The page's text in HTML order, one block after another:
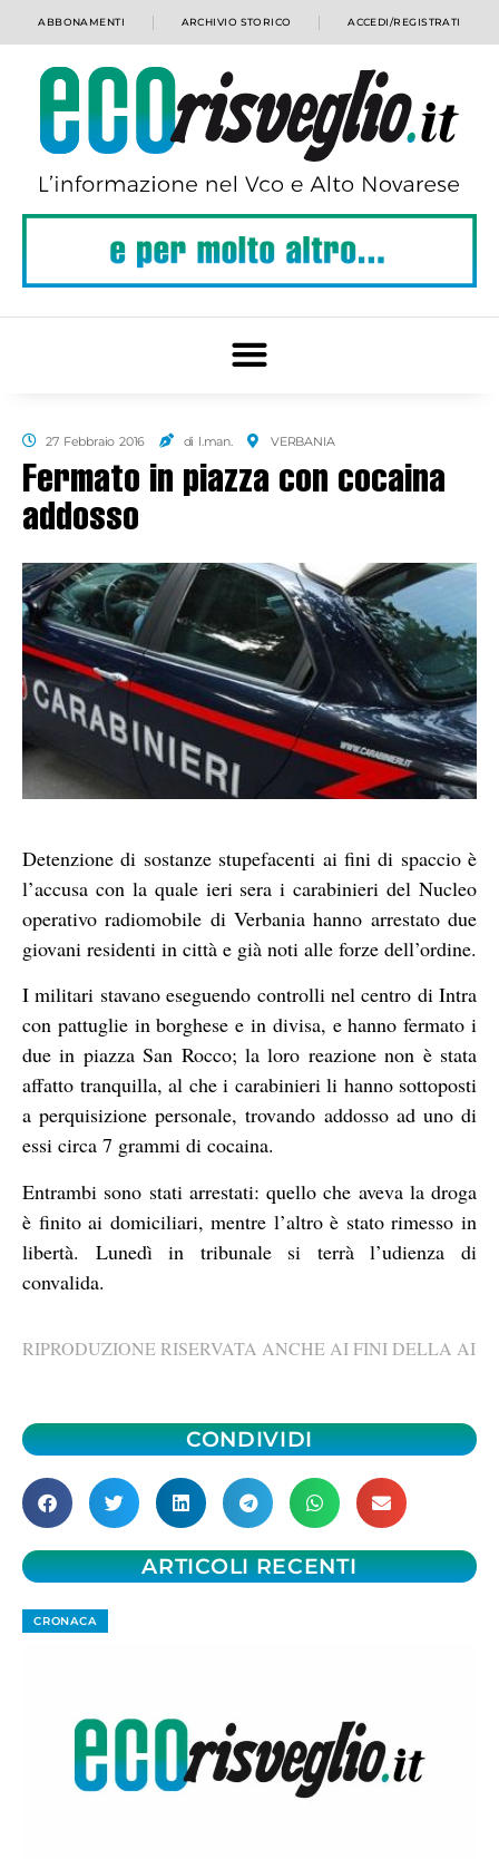
ABBONAMENTI ARCHIVIO STORICO ACCEDI/REGISTRATI
27 Febbraio 2016 di l.man. VERBANIA
Fermato in piazza con cocaina
addosso
Detenzione di sostanze stupefacenti ai fini di spaccio è
l’accusa con la quale ieri sera i carabinieri del Nucleo
operativo radiomobile di Verbania hanno arrestato due
giovani residenti in città e già noti alle forze dell’ordine.
I militari stavano eseguendo controlli nel centro di Intra
con pattuglie in borghese e in divisa, e hanno fermato i
due in piazza San Rocco; la loro reazione non è stata
affatto tranquilla, al che i carabinieri li hanno sottoposti
a perquisizione personale, trovando addosso ad uno di
essi circa 7 grammi di cocaina.
Entrambi sono stati arrestati: quello che aveva la droga
è finito ai domiciliari, mentre l’altro è stato rimesso in
libertà. Lunedì in tribunale si terrà l’udienza di
convalida.
RIPRODUZIONE RISERVATA ANCHE AI FINI DELLA AI
CONDIVIDI
ARTICOLI RECENTI
CRONACA